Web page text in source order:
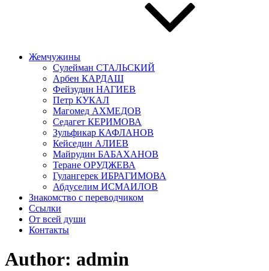
Жемчужины
Сулейман СТАЛЬСКИЙ
Арбен КАРДАШ
Фейзудин НАГИЕВ
Петр КУКАЛ
Магомед АХМЕДОВ
Седагет КЕРИМОВА
Зульфикар КАФЛАНОВ
Кейседин АЛИЕВ
Майрудин БАБАХАНОВ
Теране ОРУДЖЕВА
Гулангерек ИБРАГИМОВА
Абдуселим ИСМАИЛОВ
Знакомство с переводчиком
Ссылки
От всей души
Контакты
Author: admin